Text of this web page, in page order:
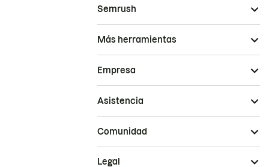
Semrush
Más herramientas
Empresa
Asistencia
Comunidad
Legal